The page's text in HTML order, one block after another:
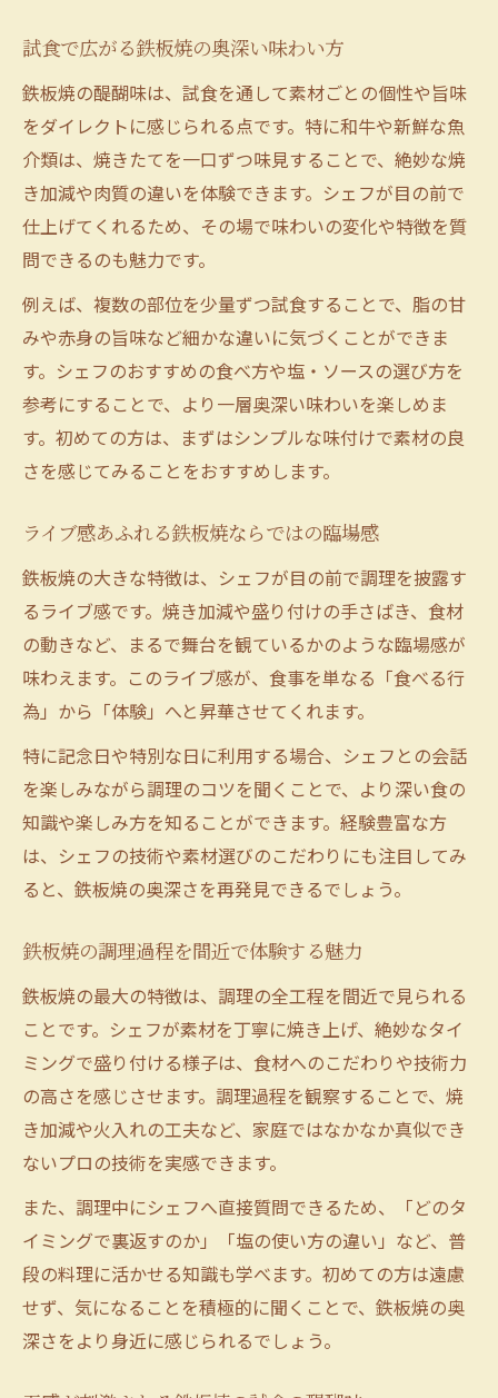
記念日に選びたい鉄板焼体験の魅力
記念日に鉄板焼が選ばれる特別な理由とは
鉄板焼のライブ感が記念日をより思い出深
く
大切な日を彩る鉄板焼体験のおすすめポイ
ント
鉄板焼で過ごす記念日の贅沢なひととき提
案
鉄板焼の演出が記念日ディナーを格上げす
る
シェフと語らう鉄板焼の新たな楽しみ方
シェフとの会話が広げる鉄板焼の新体験
鉄板焼の魅力はシェフとの交流にもあり
調理法を学べる鉄板焼での貴重な時間
鉄板焼の楽しみ方が広がるシェフとの対話
非日常を彩る鉄板焼での試食時間
鉄板焼の試食で味わう非日常の特別な時間
日常を離れた鉄板焼の贅沢な試食体験とは
鉄板焼で過ごす非日常の食のひとときの魅
力
試食を通じて感じる鉄板焼の特別な世界観
鉄板焼の空間で非日常を堪能できる理由
試食で広がる鉄板焼の奥深い味わい方
鉄板焼の醍醐味は、試食を通して素材ごとの個性や旨味
をダイレクトに感じられる点です。特に和牛や新鮮な魚
介類は、焼きたてを一口ずつ味見することで、絶妙な焼
き加減や肉質の違いを体験できます。シェフが目の前で
仕上げてくれるため、その場で味わいの変化や特徴を質
問できるのも魅力です。
例えば、複数の部位を少量ずつ試食することで、脂の甘
みや赤身の旨味など細かな違いに気づくことができま
す。シェフのおすすめの食べ方や塩・ソースの選び方を
参考にすることで、より一層奥深い味わいを楽しめま
す。初めての方は、まずはシンプルな味付けで素材の良
さを感じてみることをおすすめします。
ライブ感あふれる鉄板焼ならではの臨場感
鉄板焼の大きな特徴は、シェフが目の前で調理を披露す
るライブ感です。焼き加減や盛り付けの手さばき、食材
の動きなど、まるで舞台を観ているかのような臨場感が
味わえます。このライブ感が、食事を単なる「食べる行
為」から「体験」へと昇華させてくれます。
特に記念日や特別な日に利用する場合、シェフとの会話
を楽しみながら調理のコツを聞くことで、より深い食の
知識や楽しみ方を知ることができます。経験豊富な方
は、シェフの技術や素材選びのこだわりにも注目してみ
ると、鉄板焼の奥深さを再発見できるでしょう。
鉄板焼の調理過程を間近で体験する魅力
鉄板焼の最大の特徴は、調理の全工程を間近で見られる
ことです。シェフが素材を丁寧に焼き上げ、絶妙なタイ
ミングで盛り付ける様子は、食材へのこだわりや技術力
の高さを感じさせます。調理過程を観察することで、焼
き加減や火入れの工夫など、家庭ではなかなか真似でき
ないプロの技術を実感できます。
また、調理中にシェフへ直接質問できるため、「どのタ
イミングで裏返すのか」「塩の使い方の違い」など、普
段の料理に活かせる知識も学べます。初めての方は遠慮
せず、気になることを積極的に聞くことで、鉄板焼の奥
深さをより身近に感じられるでしょう。